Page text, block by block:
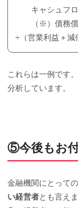
キャシュフロ
（※）債務償還
÷（営業利益＋減
これらは一例です
分析しています。
⑤今後もお
金融機関にとって
い経営者とも言えま